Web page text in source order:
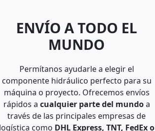
ENVÍO A TODO EL
MUNDO
Permítanos ayudarle a elegir el
componente hidráulico perfecto para su
máquina o proyecto. Ofrecemos envíos
rápidos a cualquier parte del mundoa
través de las principales empresas de
logística como DHL Express, TNT, FedEx o